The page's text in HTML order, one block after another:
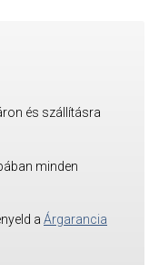
és szállításra
minden
a Árgarancia